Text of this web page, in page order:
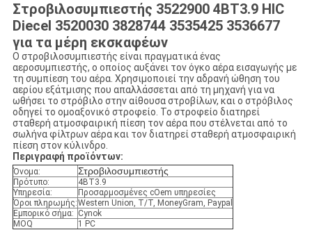
Στροβιλοσυμπιεστής 3522900 4BT3.9 HIC
Diecel 3520030 3828744 3535425 3536677
για τα μέρη εκσκαφέων
Ο στροβιλοσυμπιεστής είναι πραγματικά ένας
αεροσυμπιεστής, ο οποίος αυξάνει τον όγκο αέρα εισαγωγής με
τη συμπίεση του αέρα. Χρησιμοποιεί την αδρανή ώθηση του
αερίου εξάτμισης που απαλλάσσεται από τη μηχανή για να
ωθήσει το στρόβιλο στην αίθουσα στροβίλων, και ο στρόβιλος
οδηγεί το ομοαξονικό στροφείο. Το στροφείο διατηρεί
σταθερή ατμοσφαιρική πίεση τον αέρα που στέλνεται από το
σωλήνα φίλτρων αέρα και τον διατηρεί σταθερή ατμοσφαιρική
πίεση στον κύλινδρο.
Περιγραφή προϊόντων:
Όνομα: Στροβιλοσυμπιεστής
Πρότυπο:
4BT3.9
Υπηρεσία:
Προσαρμοσμένες cOem υπηρεσίες
Όροι πληρωμής:Western Union, T/T, MoneyGram, Paypal
Εμπορικό σήμα: Cynok
MOQ
1 PC